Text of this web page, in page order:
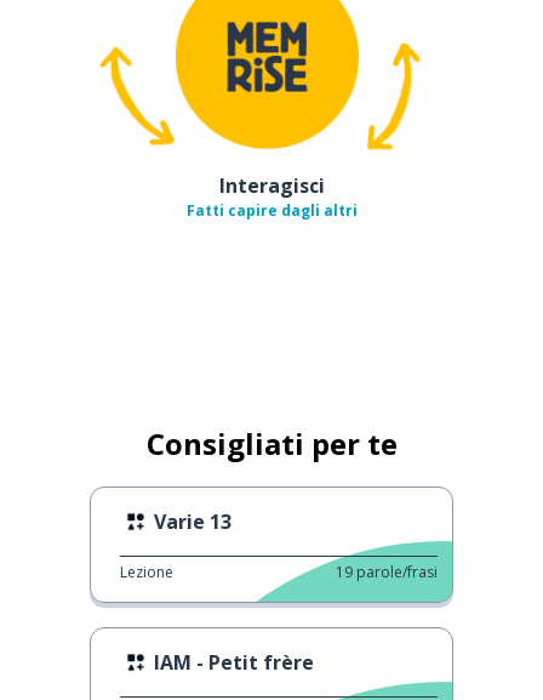
Interagisci
Fatti capire dagli altri
Consigliati per te
Varie 13
Lezione 19 parole/frasi
IAM - Petit frère